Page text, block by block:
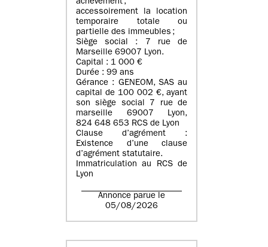
achèvement ;
accessoirement la location
temporaire totale ou
partielle des immeubles ;
Siège social : 7 rue de
Marseille 69007 Lyon.
Capital : 1 000 €
Durée : 99 ans
Gérance : GENEOM, SAS au
capital de 100 002 €, ayant
son siège social 7 rue de
marseille 69007 Lyon,
824 648 653 RCS de Lyon
Clause d’agrément :
Existence d’une clause
d’agrément statutaire.
Immatriculation au RCS de
Lyon
Annonce parue le
05/08/2026